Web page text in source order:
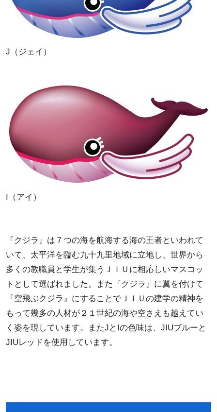
J（ジェイ）
I（アイ）
『クジラ』は７つの海を航海する海の王者といわれて
いて、太平洋を臨む九十九里地域に立地し、世界から
多くの教職員と学生が集うＪＩＵに相応しいマスコッ
トとして選ばれました。また『クジラ』に翼を付けて
『空飛ぶクジラ』にすることでＪＩＵの建学の精神を
もって幾多の人材が２１世紀の海や空さえも越えてい
く姿を現しています。またJとIの色味は、JIUブルーと
JIUレッドを使用しています。